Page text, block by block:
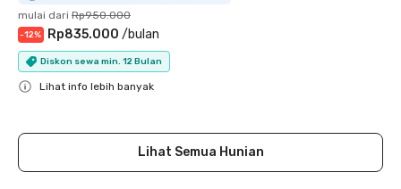
mulai dari Rp950.000
-12% Rp835.000 /bulan
Diskon sewa min. 12 Bulan
Lihat info lebih banyak
Lihat Semua Hunian